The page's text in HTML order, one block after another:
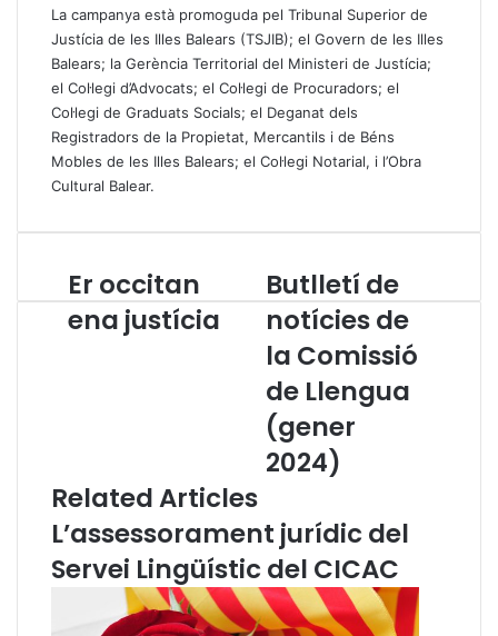
La campanya està promoguda pel Tribunal Superior de
Justícia de les Illes Balears (TSJIB); el Govern de les Illes
Balears; la Gerència Territorial del Ministeri de Justícia;
el Col·legi d’Advocats; el Col·legi de Procuradors; el
Col·legi de Graduats Socials; el Deganat dels
Registradors de la Propietat, Mercantils i de Béns
Mobles de les Illes Balears; el Col·legi Notarial, i l’Obra
Cultural Balear.
E
r
o
n
a
u
Er occitan
ena justícia
B
u
l
e
t
d
o
c
i
Butlletí de
notícies de
la Comissió
de Llengua
(gener
2024)
Related Articles
L’assessorament jurídic del
Servei Lingüístic del CICAC